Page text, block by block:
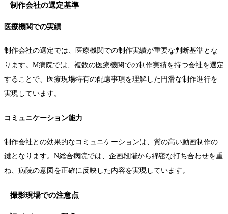
制作会社の選定基準
医療機関での実績
制作会社の選定では、医療機関での制作実績が重要な判断基準とな
ります。M病院では、複数の医療機関での制作実績を持つ会社を選定
することで、医療現場特有の配慮事項を理解した円滑な制作進行を
実現しています。
コミュニケーション能力
制作会社との効果的なコミュニケーションは、質の高い動画制作の
鍵となります。N総合病院では、企画段階から綿密な打ち合わせを重
ね、病院の意図を正確に反映した内容を実現しています。
撮影現場での注意点